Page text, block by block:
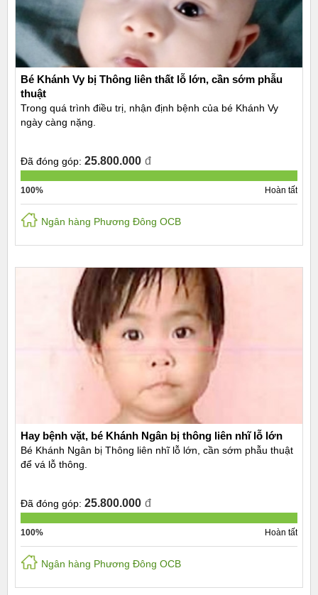
Bé Khánh Vy bị Thông liên thất lỗ lớn, cần sớm phẫu
thuật
Trong quá trình điều trị, nhận định bệnh của bé Khánh Vy
ngày càng nặng.
Đã đóng góp: 25.800.000 đ
100% Hoàn tất
Ngân hàng Phương Đông OCB
Hay bệnh vặt, bé Khánh Ngân bị thông liên nhĩ lỗ lớn
Bé Khánh Ngân bị Thông liên nhĩ lỗ lớn, cần sớm phẫu thuật
để vá lỗ thông.
Đã đóng góp: 25.800.000 đ
100% Hoàn tất
Ngân hàng Phương Đông OCB